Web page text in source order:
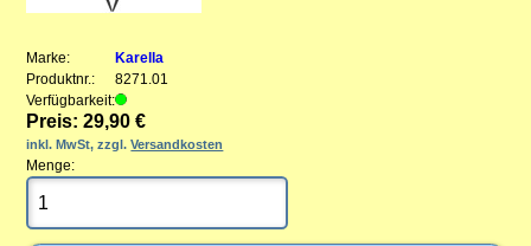
Marke:
Karella
Produktnr.:
8271.01
Verfügbarkeit:
Preis: 29,90 €
inkl. MwSt, zzgl.Versandkosten
Menge: